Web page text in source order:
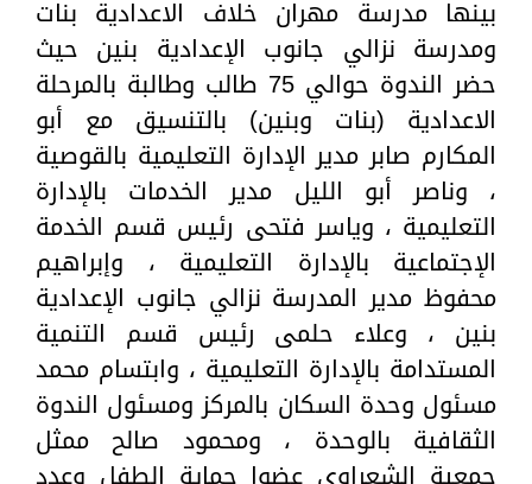
بينها مدرسة مهران خلاف الاعدادية بنات
ومدرسة نزالي جانوب الإعدادية بنين حيث
حضر الندوة حوالي 75 طالب وطالبة بالمرحلة
الاعدادية (بنات وبنين) بالتنسيق مع أبو
المكارم صابر مدير الإدارة التعليمية بالقوصية
، وناصر أبو الليل مدير الخدمات بالإدارة
التعليمية ، وياسر فتحى رئيس قسم الخدمة
الإجتماعية بالإدارة التعليمية ، وإبراهيم
محفوظ مدير المدرسة نزالي جانوب الإعدادية
بنين ، وعلاء حلمى رئيس قسم التنمية
المستدامة بالإدارة التعليمية ، وابتسام محمد
مسئول وحدة السكان بالمركز ومسئول الندوة
الثقافية بالوحدة ، ومحمود صالح ممثل